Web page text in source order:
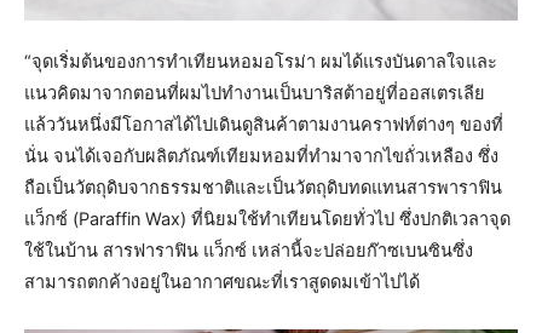
“จุดเริ่มต้นของการทำเทียนหอมอโรม่า ผมได้แรงบันดาลใจและ
แนวคิดมาจากตอนที่ผมไปทำงานเป็นบาริสต้าอยู่ที่ออสเตรเลีย
แล้ววันหนึ่งมีโอกาสได้ไปเดินดูสินค้าตามงานคราฟท์ต่างๆ ของที่
นั่น จนได้เจอกับผลิตภัณฑ์เทียมหอมที่ทำมาจากไขถั่วเหลือง ซึ่ง
ถือเป็นวัตถุดิบจากธรรมชาติและเป็นวัตถุดิบทดแทนสารพาราฟิน
แว็กซ์ (Paraffin Wax) ที่นิยมใช้ทำเทียนโดยทั่วไป ซึ่งปกติเวลาจุด
ใช้ในบ้าน สารฟาราฟิน แว็กซ์ เหล่านี้จะปล่อยก๊าซเบนซินซึ่ง
สามารถตกค้างอยู่ในอากาศขณะที่เราสูดดมเข้าไปได้